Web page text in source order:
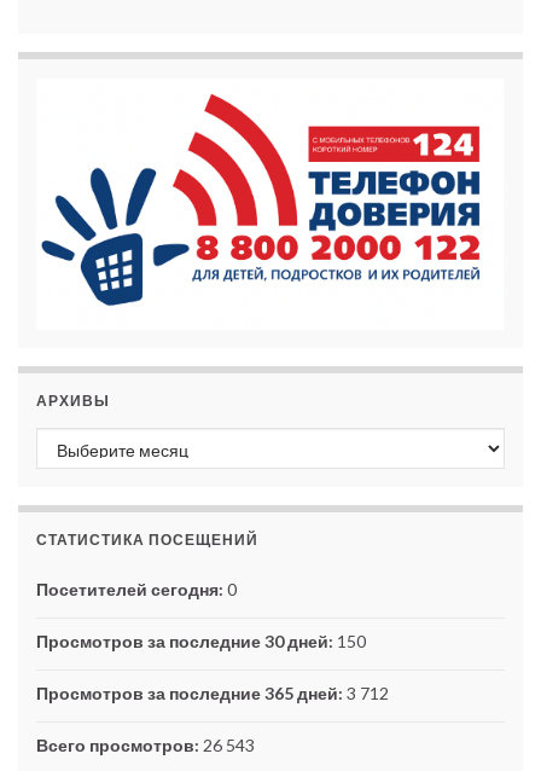
АРХИВЫ
Архивы
СТАТИСТИКА ПОСЕЩЕНИЙ
Посетителей сегодня: 0
Просмотров за последние 30 дней: 150
Просмотров за последние 365 дней: 3 712
Всего просмотров: 26 543